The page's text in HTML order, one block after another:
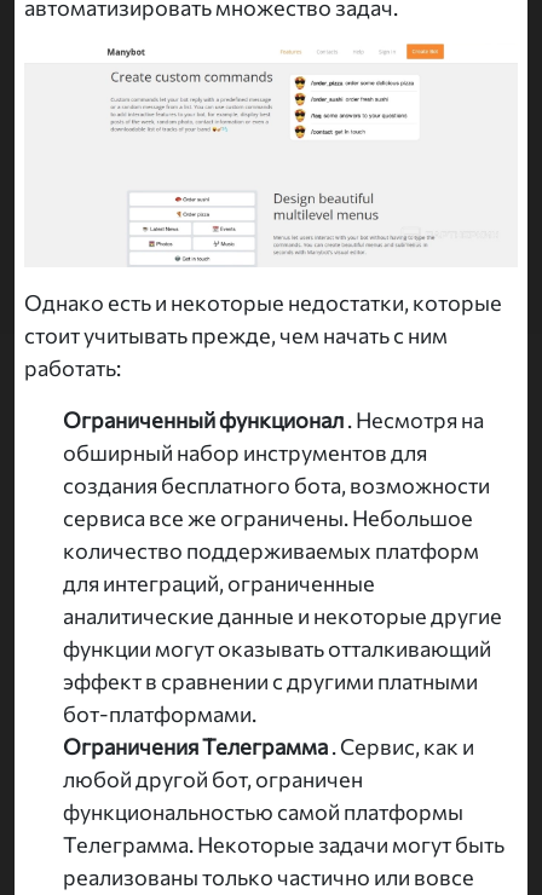
автоматизировать множество задач.
Однако есть и некоторые недостатки, которые
стоит учитывать прежде, чем начать с ним
работать:
Ограниченный функционал. Несмотря на
обширный набор инструментов для
создания бесплатного бота, возможности
сервиса все же ограничены. Небольшое
количество поддерживаемых платформ
для интеграций, ограниченные
аналитические данные и некоторые другие
функции могут оказывать отталкивающий
эффект в сравнении с другими платными
бот-платформами.
Ограничения Телеграмма. Сервис, как и
любой другой бот, ограничен
функциональностью самой платформы
Телеграмма. Некоторые задачи могут быть
реализованы только частично или вовсе